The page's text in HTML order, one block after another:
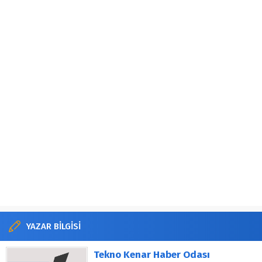
YAZAR BİLGİSİ
Tekno Kenar Haber Odası